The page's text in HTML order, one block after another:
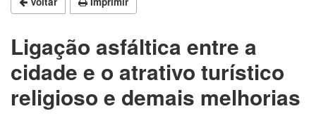
para
busca
Ligação asfáltica entre a
cidade e o atrativo turístico
religioso e demais melhorias